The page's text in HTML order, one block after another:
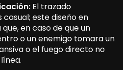
El trazado
este diseño en
en caso de que un
o un enemigo tomara un
o el fuego directo no